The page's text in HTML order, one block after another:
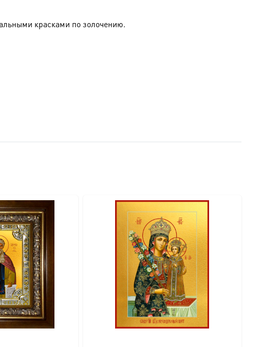
красками по золочению.